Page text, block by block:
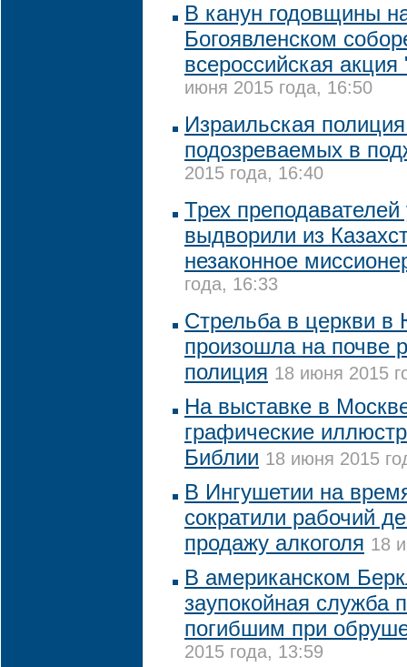
В канун годовщины
Богоявленском
всероссийская
июня 2015 года, 16:50
Израильская
подозреваемых в
2015 года, 16:40
Трех преподавателей
выдворили из
незаконное
года, 16:33
Стрельба в церкви
произошла на почве
полиция 18 июня 2015
На выставке в
графические
Библии 18 июня 2015
В Ингушетии на
сократили рабочий
продажу алкоголя 18
В американском
заупокойная служба
погибшим при
2015 года, 13:59